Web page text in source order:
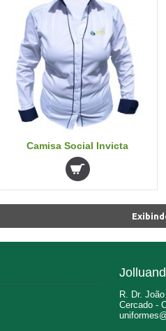
Camisa Social Invicta
R. Dr.
Cercado -